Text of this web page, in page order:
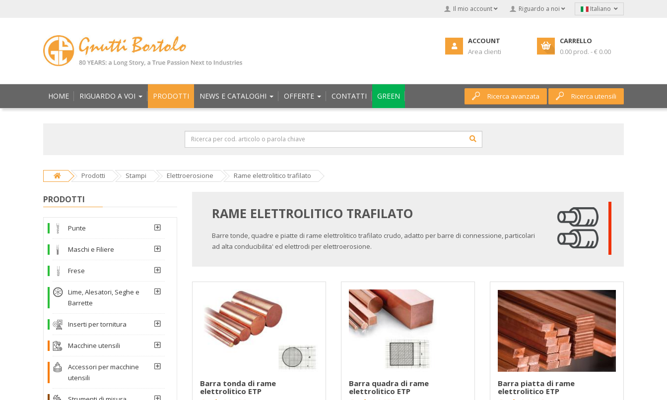
Il mio account Riguardo a noi Italiano
ACCOUNT
Area clienti
CARRELLO
0.00 prod. - € 0.00
HOME RIGUARDO A VOI PRODOTTI NEWS E CATALOGHI OFFERTE CONTATTI GREEN Ricerca avanzata Ricerca utensili
Prodotti Stampi Elettroerosione Rame elettrolitico trafilato
RAME ELETTROLITICO TRAFILATO
Barre tonde, quadre e piatte di rame elettrolitico trafilato crudo, adatto per barre di connessione, particolari
ad alta conducibilita' ed elettrodi per elettroerosione.
Barra tonda di rame
elettrolitico ETP
Barra quadra di rame
elettrolitico ETP
Barra piatta di rame
elettrolitico ETP
PRODOTTI
Punte
Maschi e Filiere
Frese
Lime, Alesatori, Seghe e
Barrette
Inserti per tornitura
Macchine utensili
Accessori per macchine
utensili